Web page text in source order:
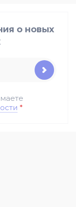
о новых
*